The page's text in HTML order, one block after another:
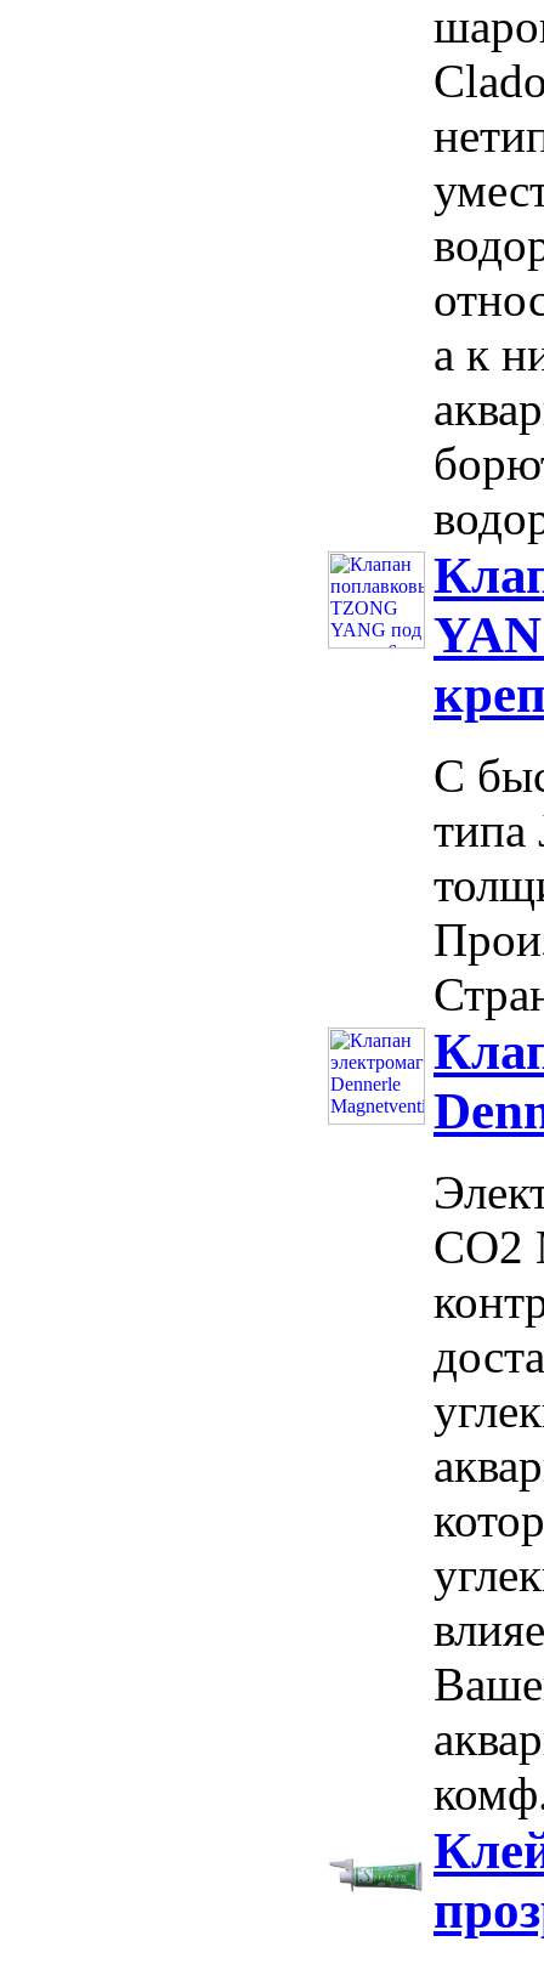
а к
С
типа
CO2